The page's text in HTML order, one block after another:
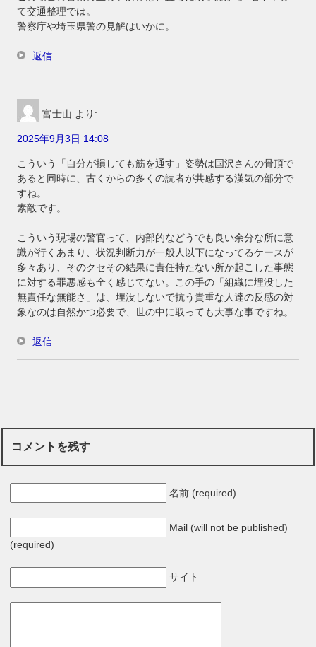
て交通整理では。
警察庁や埼玉県警の見解はいかに。
返信
富士山 より:
2025年9月3日 14:08
こういう「自分が損しても筋を通す」姿勢は国沢さんの骨頂で
あると同時に、古くからの多くの読者が共感する漢気の部分で
すね。
素敵です。
こういう現場の警官って、内部的などうでも良い余分な所に意
識が行くあまり、状況判断力が一般人以下になってるケースが
多々あり、そのクセその結果に責任持たない所か起こした事態
に対する罪悪感も全く感じてない。この手の「組織に埋没した
無責任な無能さ」は、埋没しないで抗う貴重な人達の反感の対
象なのは自然かつ必要で、世の中に取っても大事な事ですね。
返信
コメントを残す
名前 (required)
Mail (will not be published)
(required)
サイト